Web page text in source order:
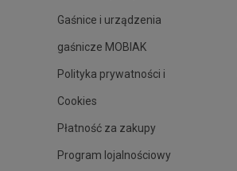
Gaśnice i urządzenia
gaśnicze MOBIAK
Polityka prywatności i
Cookies
Płatność za zakupy
Program lojalnościowy